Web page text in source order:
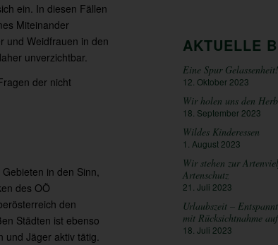
ein. In diesen Fällen
Miteinander
und Weidfrauen in den
unverzichtbar.
der nicht
in den Sinn,
des OÖ
den
Städten ist ebenso
und Jäger aktiv tätig.
AKTUELLE
Eine Spur Gelassenheit!
12. Oktober 2023
Wir holen uns den
18. September 2023
Wildes Kinderessen
1. August 2023
Wir stehen zur
Artenschutz
21. Juli 2023
Urlaubszeit –
mit Rücksichtnahme
18. Juli 2023